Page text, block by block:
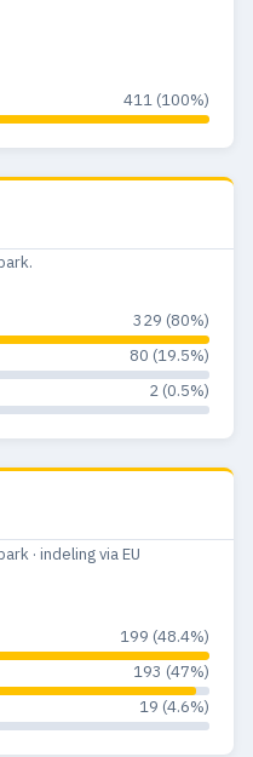
411 (100%)
329 (80%)
80 (19.5%)
2 (0.5%)
· indeling via EU
199 (48.4%)
193 (47%)
19 (4.6%)